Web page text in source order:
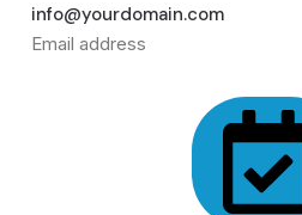
info@yourdomain.com
Email address